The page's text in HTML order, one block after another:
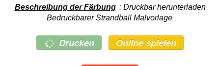
Beschreibung der Färbung : Druckbar herunterladen
Bedruckbarer Strandball Malvorlage
Drucken Online spielen